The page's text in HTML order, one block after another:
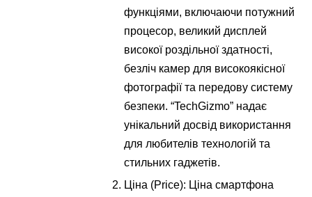
функціями, включаючи потужний
процесор, великий дисплей
високої роздільної здатності,
безліч камер для високоякісної
фотографії та передову систему
безпеки. “TechGizmo” надає
унікальний досвід використання
для любителів технологій та
стильних гаджетів.
Ціна (Price): Ціна смартфона